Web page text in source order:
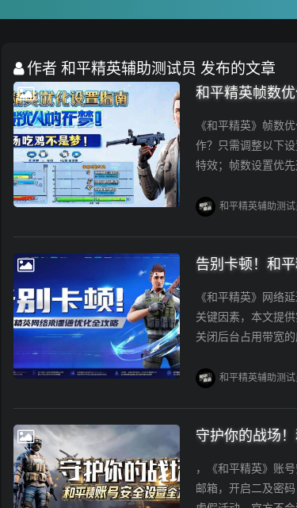
作者 和平精英辅助测试员 发布的文章
和平精英帧数
《和平精英》帧数
作？只需调整以下
特效；帧数设置优先
和平精英辅助测试
告别卡顿！和
《和平精英》网络
关键因素，本文提
关闭后台占用带宽
和平精英辅助测试
守护你的战场
，《和平精英》账
邮箱，开启二及密